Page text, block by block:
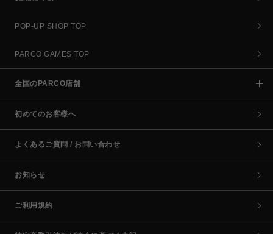
POP-UP SHOP TOP
PARCO GAMES TOP
全国のPARCO店舗
初めてのお客様へ
よくあるご質問 / お問い合わせ
お知らせ
ご利用規約